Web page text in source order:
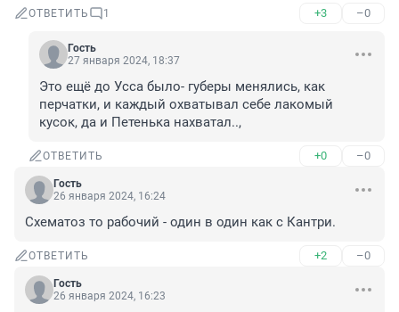
ОТВЕТИТЬ 1 +3 –0
Гость
27 января 2024, 18:37
Это ещё до Усса было- губеры менялись, как
перчатки, и каждый охватывал себе лакомый
кусок, да и Петенька нахватал..,
ОТВЕТИТЬ +0 –0
Гость
26 января 2024, 16:24
Схематоз то рабочий - один в один как с Кантри.
ОТВЕТИТЬ +2 –0
Гость
26 января 2024, 16:23